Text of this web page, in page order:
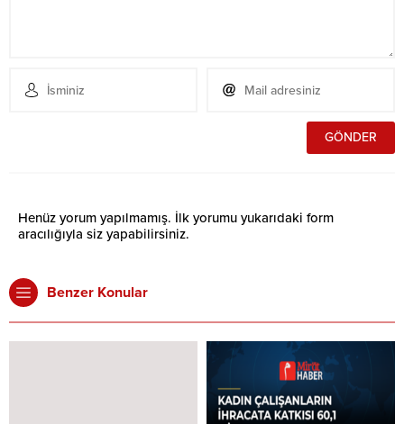
Henüz yorum yapılmamış. İlk yorumu yukarıdaki form
aracılığıyla siz yapabilirsiniz.
Benzer Konular